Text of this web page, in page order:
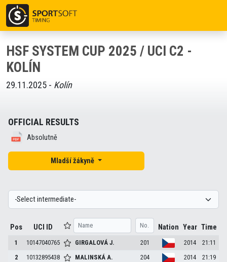
HSF SYSTEM CUP 2025 / UCI C2 -
KOLÍN
29.11.2025 - Kolín
OFFICIAL RESULTS
Absolutně
Mladší žákyně
Pos UCI ID Nation Year Time
1 10147040765 GIRGALOVÁJ. 201 2014
21:11
2
10132895438 MALINSKÁA. 204 2014
21:19